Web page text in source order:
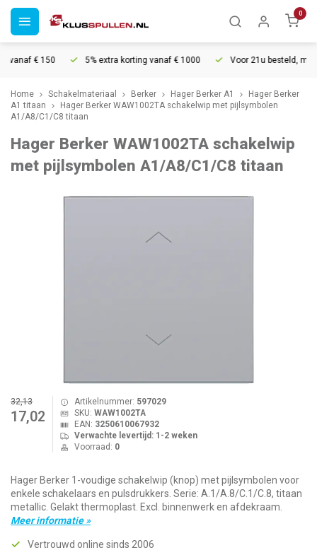
0
€ 150 5% extra korting vanaf € 1000 Voor 21u besteld,
Home Schakelmateriaal Berker Hager Berker A1
Hager Berker
A1 titaan
Hager Berker WAW1002TA schakelwip met pijlsymbolen
A1/A8/C1/C8 titaan
Hager Berker WAW1002TA schakelwip
met pijlsymbolen A1/A8/C1/C8 titaan
32,13
17,02
Artikelnummer: 597029
SKU: WAW1002TA
EAN: 3250610067932
Verwachte levertijd: 1-2 weken
Voorraad: 0
Hager Berker 1-voudige schakelwip (knop) met pijlsymbolen voor
enkele schakelaars en pulsdrukkers. Serie: A.1/A.8/C.1/C.8, titaan
metallic. Gelakt thermoplast. Excl. binnenwerk en afdekraam.
Meer informatie »
Vertrouwd online sinds 2006